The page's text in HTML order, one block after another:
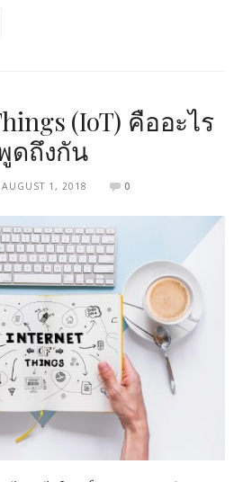
(IoT) คืออะไร
ดถึงกัน
AUGUST 1, 2018 0